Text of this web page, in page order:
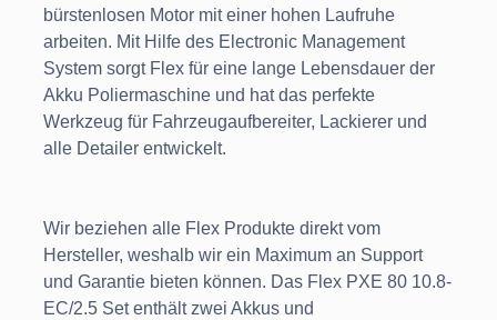
bürstenlosen Motor mit einer hohen Laufruhe
arbeiten. Mit Hilfe des Electronic Management
System sorgt Flex für eine lange Lebensdauer der
Akku Poliermaschine und hat das perfekte
Werkzeug für Fahrzeugaufbereiter, Lackierer und
alle Detailer entwickelt.
Wir beziehen alle Flex Produkte direkt vom
Hersteller, weshalb wir ein Maximum an Support
und Garantie bieten können. Das Flex PXE 80 10.8-
EC/2.5 Set enthält zwei Akkus und